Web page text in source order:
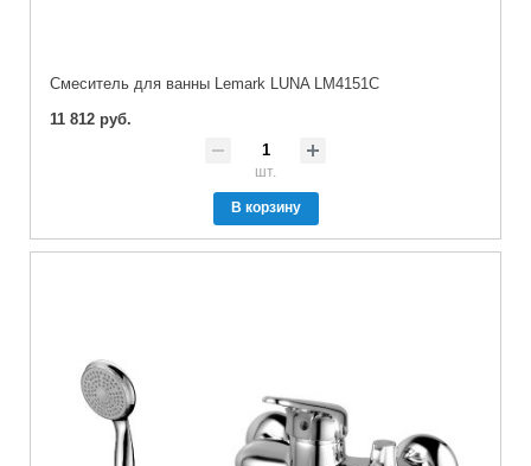
Cмеситель для ванны Lemark LUNA LM4151C
11 812 руб.
шт.
В корзину